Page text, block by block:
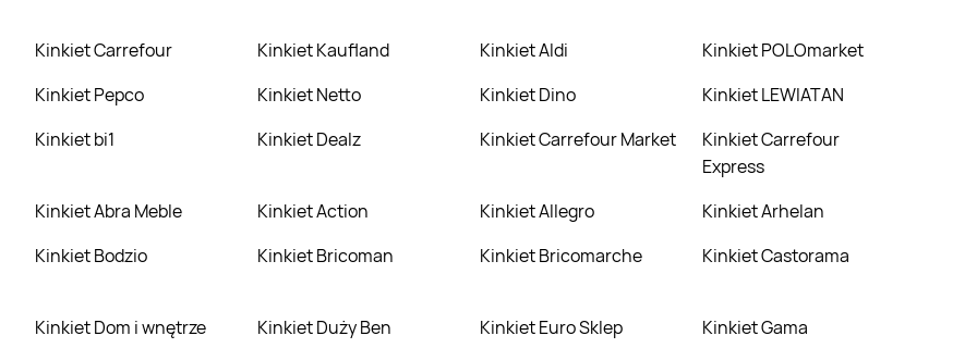
Kinkiet Carrefour Kinkiet Kaufland Kinkiet Aldi
Kinkiet POLOmarket
Kinkiet Pepco
Kinkiet Netto Kinkiet Dino
Kinkiet LEWIATAN
Kinkiet bi1
Kinkiet Dealz Kinkiet Carrefour Market
Kinkiet Carrefour
Express
Kinkiet Abra Meble
Kinkiet Action Kinkiet Allegro
Kinkiet Arhelan
Kinkiet Bodzio
Kinkiet Bricoman Kinkiet Bricomarche Kinkiet Castorama
Kinkiet Dom i wnętrze Kinkiet Duży Ben Kinkiet Euro Sklep Kinkiet Gama